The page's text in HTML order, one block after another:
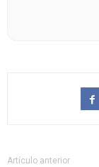
Artículo anterior